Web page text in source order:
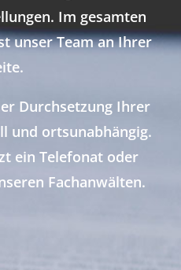
Im gesamten
unser Team an Ihrer
Durchsetzung Ihrer
und ortsunabhängig.
ein Telefonat oder
Fachanwälten.